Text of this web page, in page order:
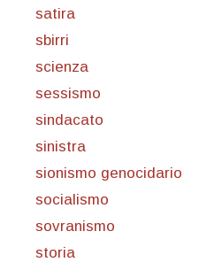
satira
sbirri
scienza
sessismo
sindacato
sinistra
sionismo genocidario
socialismo
sovranismo
storia